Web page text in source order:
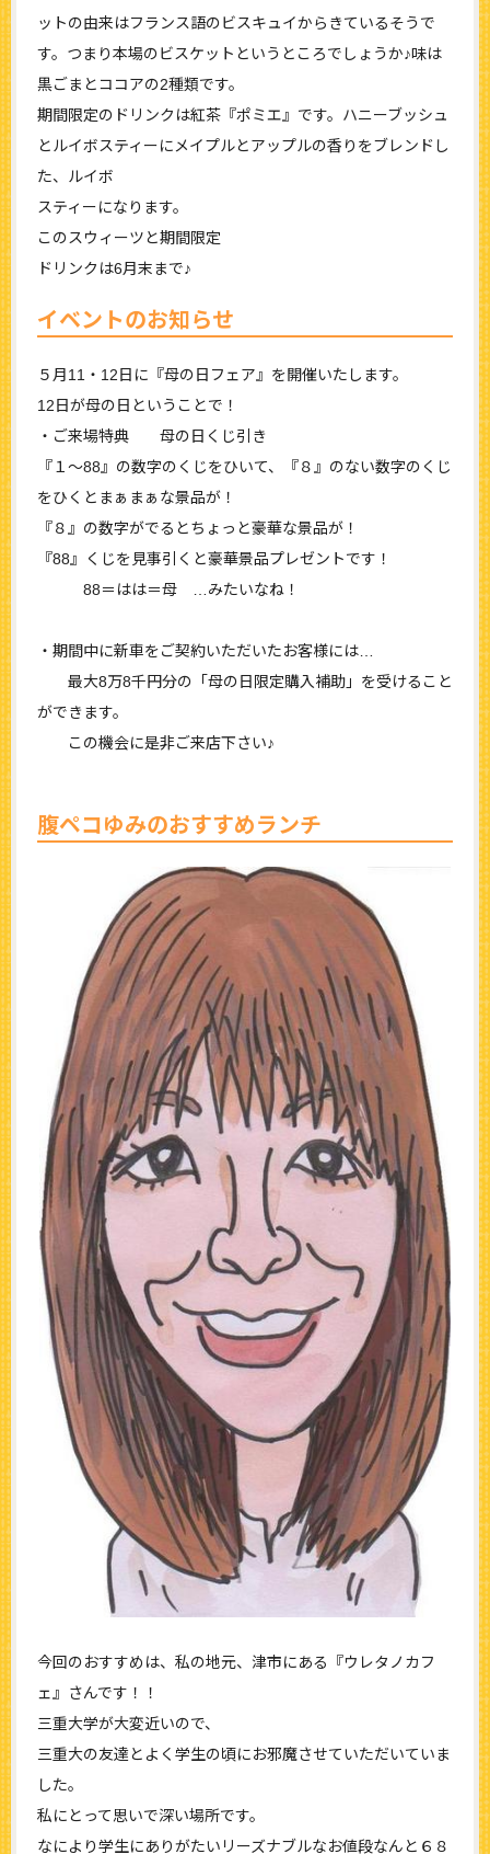
ットの由来はフランス語のビスキュイからきているそうで
す。つまり本場のビスケットというところでしょうか♪味は
黒ごまとココアの2種類です。
期間限定のドリンクは紅茶『ポミエ』です。ハニーブッシュ
とルイボスティーにメイプルとアップルの香りをブレンドし
た、ルイボ
スティーになります。
このスウィーツと期間限定
ドリンクは6月末まで♪
イベントのお知らせ
５月11・12日に『母の日フェア』を開催いたします。
12日が母の日ということで！
・ご来場特典 母の日くじ引き
『１～88』の数字のくじをひいて、『８』のない数字のくじ
をひくとまぁまぁな景品が！
『８』の数字がでるとちょっと豪華な景品が！
『88』くじを見事引くと豪華景品プレゼントです！
88＝はは＝母 …みたいなね！
・期間中に新車をご契約いただいたお客様には…
最大8万8千円分の「母の日限定購入補助」を受けること
ができます。
この機会に是非ご来店下さい♪
腹ペコゆみのおすすめランチ
今回のおすすめは、私の地元、津市にある『ウレタノカフ
ェ』さんです！！
三重大学が大変近いので、
三重大の友達とよく学生の頃にお邪魔させていただいていま
した。
私にとって思いで深い場所です。
なにより学生にありがたいリーズナブルなお値段なんと６８